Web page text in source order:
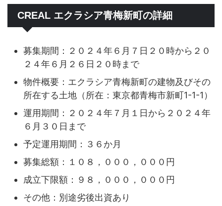
CREAL エクラシア青梅新町の詳細
募集期間：２０２４年６月７日２０時から２０
２４年６月２６日２０時まで
物件概要：エクラシア青梅新町の建物及びその
所在する土地（所在：東京都青梅市新町1-1-1）
運用期間：２０２４年７月１日から２０２４年
６月３０日まで
予定運用期間：３６か月
募集総額：１０８，０００，０００円
成立下限額：９８，０００，０００円
その他：別途劣後出資あり